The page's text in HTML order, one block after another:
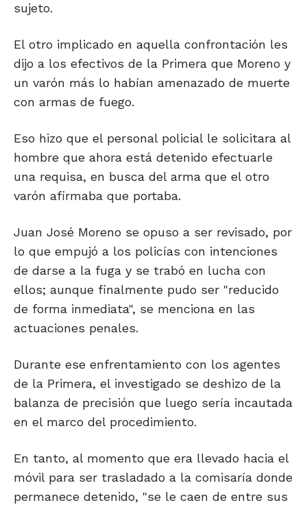
sujeto.
El otro implicado en aquella confrontación les
dijo a los efectivos de la Primera que Moreno y
un varón más lo habían amenazado de muerte
con armas de fuego.
Eso hizo que el personal policial le solicitara al
hombre que ahora está detenido efectuarle
una requisa, en busca del arma que el otro
varón afirmaba que portaba.
Juan José Moreno se opuso a ser revisado, por
lo que empujó a los policías con intenciones
de darse a la fuga y se trabó en lucha con
ellos; aunque finalmente pudo ser "reducido
de forma inmediata", se menciona en las
actuaciones penales.
Durante ese enfrentamiento con los agentes
de la Primera, el investigado se deshizo de la
balanza de precisión que luego sería incautada
en el marco del procedimiento.
En tanto, al momento que era llevado hacia el
móvil para ser trasladado a la comisaría donde
permanece detenido, "se le caen de entre sus